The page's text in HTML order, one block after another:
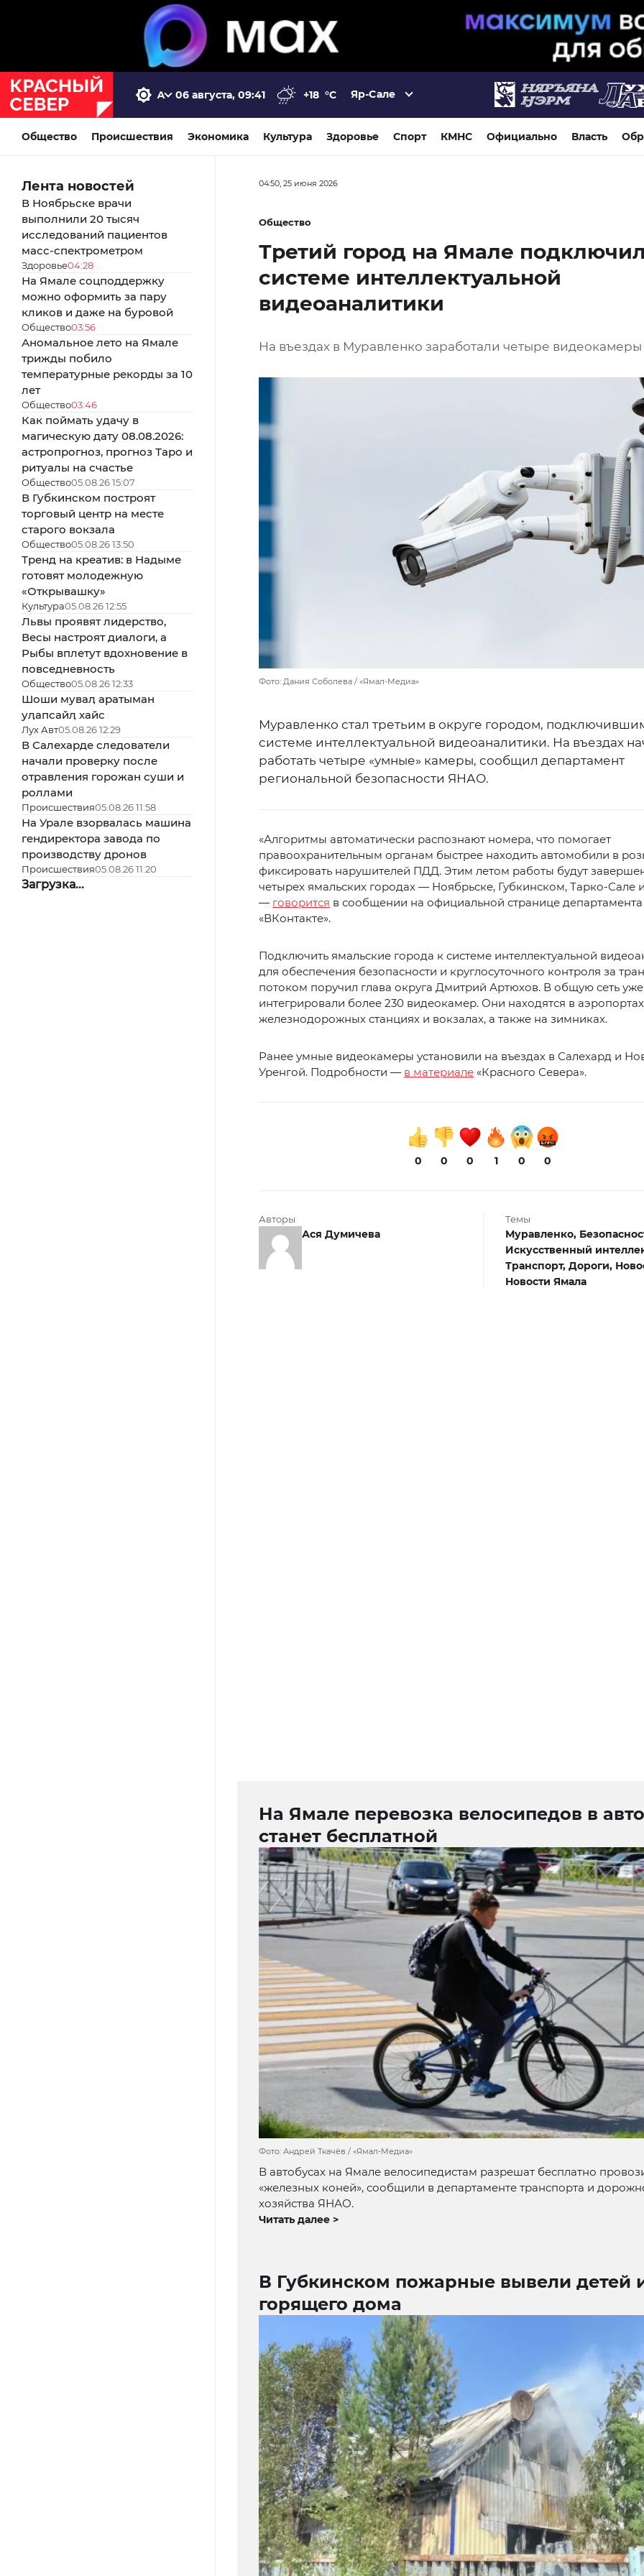
06 августа, 09:41 +18 °C Яр-Сале
Общество Происшествия Экономика Культура Здоровье Спорт КМНС Официально Власть
Лента новостей
В Ноябрьске врачи
выполнили 20 тысяч
исследований пациентов
масс-спектрометром
Здоровье04:28
На Ямале соцподдержку
можно оформить за пару
кликов и даже на буровой
Общество03:56
Аномальное лето на Ямале
трижды побило
температурные рекорды за 10
лет
Общество03:46
Как поймать удачу в
магическую дату 08.08.2026:
астропрогноз, прогноз Таро и
ритуалы на счастье
Общество05.08.26 15:07
В Губкинском построят
торговый центр на месте
старого вокзала
Общество05.08.26 13:50
Тренд на креатив: в Надыме
готовят молодежную
«Открывашку»
Культура05.08.26 12:55
Львы проявят лидерство,
Весы настроят диалоги, а
Рыбы вплетут вдохновение в
повседневность
Общество05.08.26 12:33
Шоши муваӆ аратыман
уӆапсайӆ хайс
Лух Авт05.08.26 12:29
В Салехарде следователи
начали проверку после
отравления горожан суши и
роллами
Происшествия05.08.26 11:58
На Урале взорвалась машина
гендиректора завода по
производству дронов
Происшествия05.08.26 11:20
Загрузка...
04:50, 25 июня 2026
Общество
Третий город на Ямале
системе интеллектуальной
видеоаналитики
На въездах в Муравленко заработали четыре
Фото: Дания Соболева / «Ямал-Медиа»
Муравленко стал третьим в округе городом,
системе интеллектуальной видеоаналитики. На въездах
работать четыре «умные» камеры, сообщил департамент
региональной безопасности ЯНАО.
«Алгоритмы автоматически распознают номера, что помогает
правоохранительным органам быстрее находить автомобили в
фиксировать нарушителей ПДД. Этим летом работы будут
четырех ямальских городах — Ноябрьске, Губкинском, Тарко-Сале
— говорится в сообщении на официальной странице департамента
«ВКонтакте».
Подключить ямальские города к системе интеллектуальной
для обеспечения безопасности и круглосуточного контроля за
потоком поручил глава округа Дмитрий Артюхов. В общую сеть уже
интегрировали более 230 видеокамер. Они находятся в
железнодорожных станциях и вокзалах, а также на зимниках.
Ранее умные видеокамеры установили на въездах в Салехард и
Уренгой. Подробности — в материале «Красного Севера».
0 0 0 1 0 0
Авторы
Ася Думичева
Темы
Муравленко,
Искусственный
Транспорт, Дороги,
Новости Ямала
На Ямале перевозка велосипедов в
станет бесплатной
Фото: Андрей Ткачёв / «Ямал-Медиа»
В автобусах на Ямале велосипедистам разрешат бесплатно
«железных коней», сообщили в департаменте транспорта и
хозяйства ЯНАО.
Читать далее >
В Губкинском пожарные вывели детей
горящего дома